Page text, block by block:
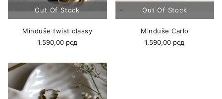
Minđuše twist classy
1.590,00 рсд
Minđuše Carlo
1.590,00 рсд